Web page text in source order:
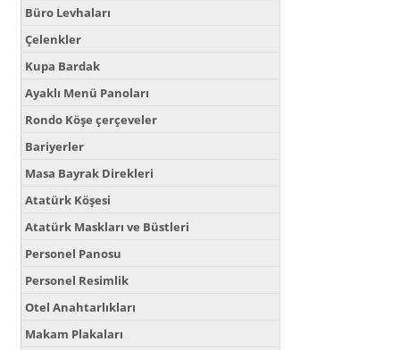
Büro Levhaları
Çelenkler
Kupa Bardak
Ayaklı Menü Panoları
Rondo Köşe çerçeveler
Bariyerler
Masa Bayrak Direkleri
Atatürk Köşesi
Atatürk Maskları ve Büstleri
Personel Panosu
Personel Resimlik
Otel Anahtarlıkları
Makam Plakaları